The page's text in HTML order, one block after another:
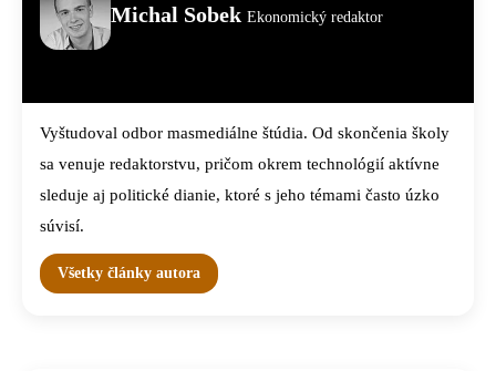
Michal Sobek Ekonomický redaktor
Vyštudoval odbor masmediálne štúdia. Od skončenia školy
sa venuje redaktorstvu, pričom okrem technológií aktívne
sleduje aj politické dianie, ktoré s jeho témami často úzko
súvisí.
Všetky články autora